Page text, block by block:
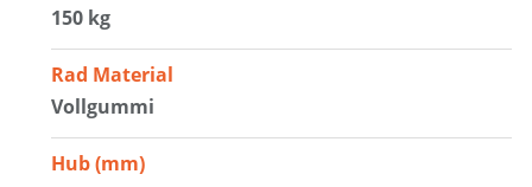
150 kg
Rad Material
Vollgummi
Hub (mm)